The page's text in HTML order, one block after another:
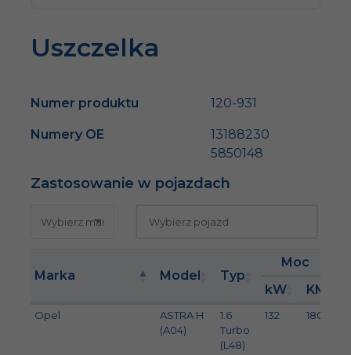
Uszczelka
Numer produktu 120-931
Numery OE
13188230
5850148
Zastosowanie w pojazdach
Marka Model Typ
Moc
kW
KM
Opel
ASTRA H
(A04)
1.6
Turbo
(L48)
132 180